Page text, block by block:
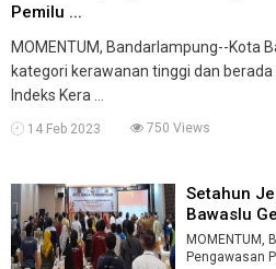
Pemilu ...
MOMENTUM, Bandarlampung--Kota
kategori kerawanan tinggi dan
Indeks Kera ...
14 Feb 2023 750 Views
Setahun
Bawaslu
MOMENTUM,
Pengawasan